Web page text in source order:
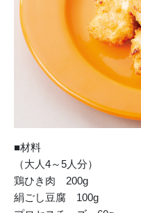
■材料
（大人4～5人分）
鶏ひき肉 200g
絹ごし豆腐 100g